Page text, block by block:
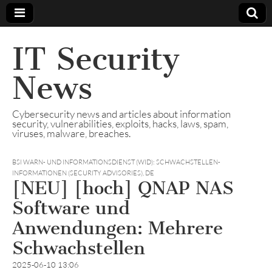
IT Security
News
Cybersecurity news and articles about information
security, vulnerabilities, exploits, hacks, laws, spam,
viruses, malware, breaches.
BSI WARN- UND INFORMATIONSDIENST (WID): SCHWACHSTELLEN-
INFORMATIONEN (SECURITY ADVISORIES), DE
[NEU] [hoch] QNAP NAS
Software und
Anwendungen: Mehrere
Schwachstellen
2025-06-10 13:06